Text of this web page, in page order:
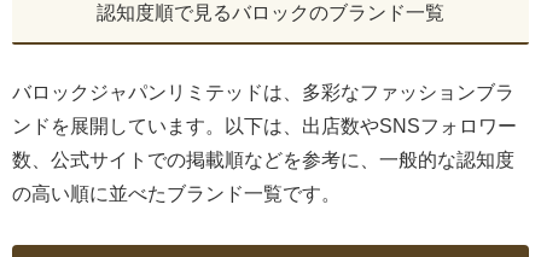
認知度順で見るバロックのブランド一覧
バロックジャパンリミテッドは、多彩なファッションブラ
ンドを展開しています。以下は、出店数やSNSフォロワー
数、公式サイトでの掲載順などを参考に、一般的な認知度
の高い順に並べたブランド一覧です。